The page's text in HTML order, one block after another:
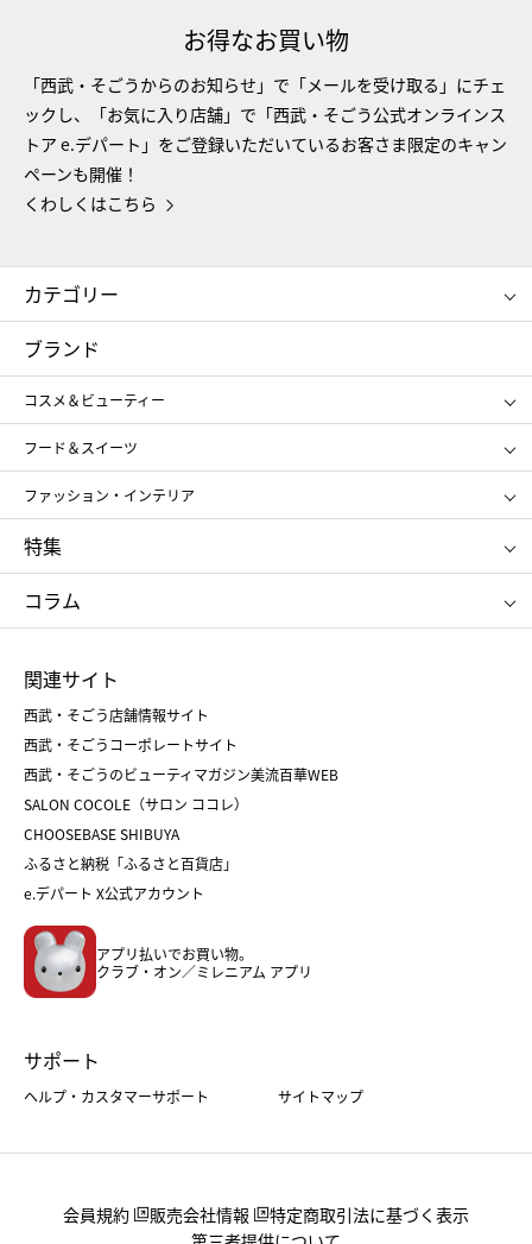
お得なお買い物
「西武・そごうからのお知らせ」で「メールを受け取る」にチェ
ックし、「お気に入り店舗」で「西武・そごう公式オンラインス
トア e.デパート」をご登録いただいているお客さま限定のキャン
ペーンも開催！
くわしくはこちら
カテゴリー
コスメ＆ビューティー
ギフト
レディース
メンズ
スポーツ・アウトドア
お中元
お歳暮
ブランド
コスメ＆ビューティー
SHISEIDO
ポール&ジョー ボーテ
ジルスチュアート
NARS
RMK
クリニーク
SK-Ⅱ
フード＆スイーツ
アンリ・シャルパンティエ
ゴディバ
新宿高野
たねや
ねんりん家
ファッション・インテリア
ポロ ラルフ ローレン
タケオ キクチ
ママ＆キッズ
シュタイフ
特集
お中元
ひな人形
五月人形
父の日
クリスマスケーキ
ホワイトデー
コラム
菓子折り
和菓子
人気のギフト
バレンタイン
ホワイトデー
おせち
フード
ホーム・キッチン＆アート
関連サイト
西武・そごう店舗情報サイト
西武・そごうコーポレートサイト
西武・そごうのビューティマガジン美流百華WEB
SALON COCOLE（サロン ココレ）
CHOOSEBASE SHIBUYA
ふるさと納税「ふるさと百貨店」
e.デパート X公式アカウント
アプリ払いでお買い物。
クラブ・オン／ミレニアム アプリ
サポート
ヘルプ・カスタマーサポート サイトマップ
会員規約 販売会社情報
特定商取引法に基づく表示